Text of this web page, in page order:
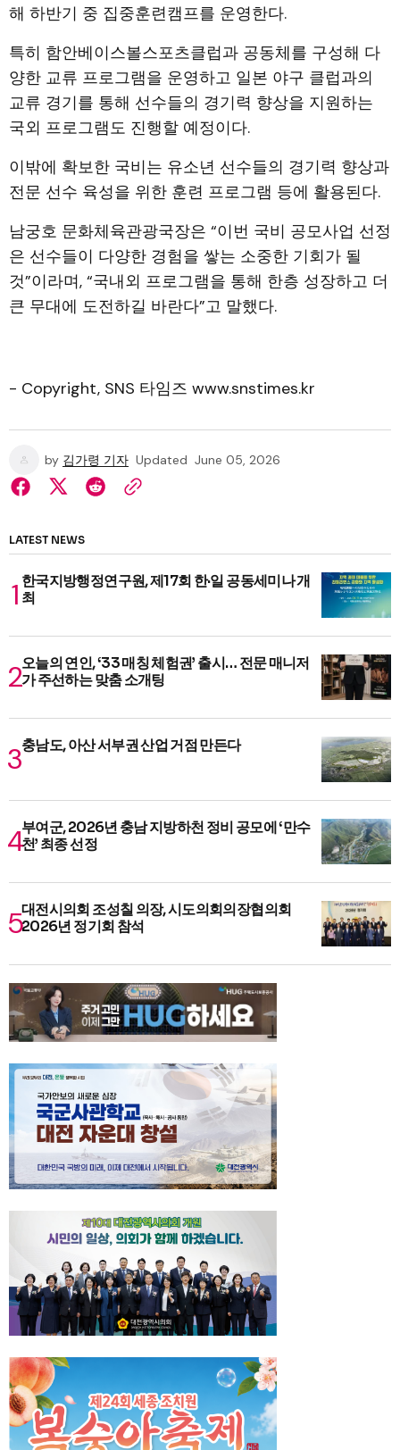
해 하반기 중 집중훈련캠프를 운영한다.
특히 함안베이스볼스포츠클럽과 공동체를 구성해 다
양한 교류 프로그램을 운영하고 일본 야구 클럽과의
교류 경기를 통해 선수들의 경기력 향상을 지원하는
국외 프로그램도 진행할 예정이다.
이밖에 확보한 국비는 유소년 선수들의 경기력 향상과
전문 선수 육성을 위한 훈련 프로그램 등에 활용된다.
남궁호 문화체육관광국장은 “이번 국비 공모사업 선정
은 선수들이 다양한 경험을 쌓는 소중한 기회가 될
것”이라며, “국내외 프로그램을 통해 한층 성장하고 더
큰 무대에 도전하길 바란다”고 말했다.
- Copyright, SNS 타임즈 www.snstimes.kr
by 김가령 기자 Updated June 05, 2026
LATEST NEWS
한국지방행정연구원, 제17회 한·일 공동세미나 개
최
오늘의 연인, ‘33 매칭 체험권’ 출시… 전문 매니저
가 주선하는 맞춤 소개팅
충남도, 아산 서부권 산업 거점 만든다
부여군, 2026년 충남 지방하천 정비 공모에 ‘만수
천’ 최종 선정
대전시의회 조성칠 의장, 시도의회의장협의회
2026년 정기회 참석